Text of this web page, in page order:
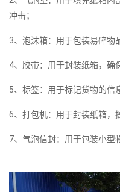
冲击；
3、泡沫箱：用于包装易碎物
4、胶带：用于封装纸箱，确
5、标签：用于标记货物的信
6、打包机：用于封装纸箱，
7、气泡信封：用于包装小型